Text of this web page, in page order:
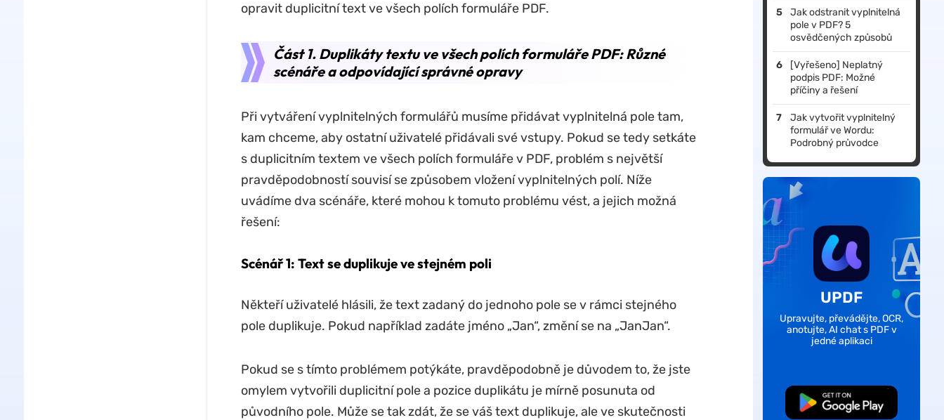
opravit duplicitní text ve všech polích formuláře PDF.
Část 1. Duplikáty textu ve všech polích formuláře PDF: Různé
scénáře a odpovídající správné opravy
Při vytváření vyplnitelných formulářů musíme přidávat vyplnitelná pole tam,
kam chceme, aby ostatní uživatelé přidávali své vstupy. Pokud se tedy setkáte
s duplicitním textem ve všech polích formuláře v PDF, problém s největší
pravděpodobností souvisí se způsobem vložení vyplnitelných polí. Níže
uvádíme dva scénáře, které mohou k tomuto problému vést, a jejich možná
řešení:
Scénář 1: Text se duplikuje ve stejném poli
Někteří uživatelé hlásili, že text zadaný do jednoho pole se v rámci stejného
pole duplikuje. Pokud například zadáte jméno „Jan“, změní se na „JanJan“.
Pokud se s tímto problémem potýkáte, pravděpodobně je důvodem to, že jste
omylem vytvořili duplicitní pole a pozice duplikátu je mírně posunuta od
původního pole. Může se tak zdát, že se váš text duplikuje, ale ve skutečnosti
Jak odstranit vyplnitelná
pole v PDF? 5
osvědčených způsobů
[Vyřešeno] Neplatný
podpis PDF: Možné
příčiny a řešení
Jak vytvořit vyplnitelný
formulář ve Wordu:
Podrobný průvodce
UPDF
Upravujte, převádějte, OCR,
anotujte, AI chat s PDF v
jedné aplikaci
Bezplatné stažení